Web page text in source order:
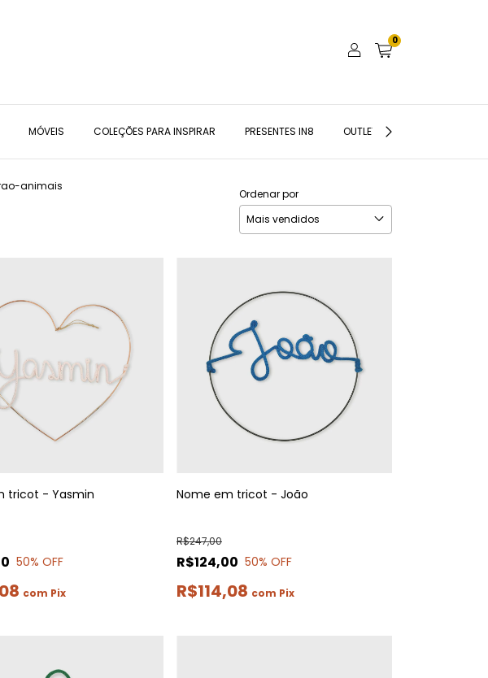
0
MÓVEIS COLEÇÕES PARA INSPIRAR PRESENTES IN8 OUTLET
animais
Ordenar por
tricot - Yasmin
50% OFF
com Pix
Nome em tricot - João
R$124,00
R$247,00
50% OFF
R$114,08 com Pix